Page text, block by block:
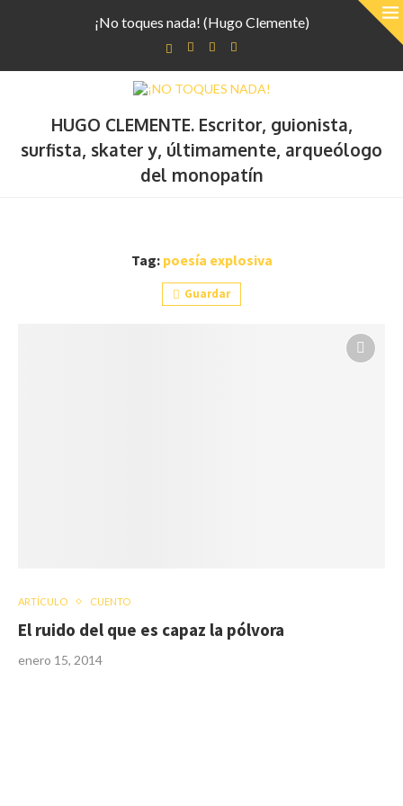
¡No toques nada! (Hugo Clemente)
HUGO CLEMENTE. Escritor, guionista,
surfista, skater y, últimamente, arqueólogo
del monopatín
Tag: poesía explosiva
Guardar
ARTÍCULO CUENTO
El ruido del que es capaz la pólvora
enero 15, 2014